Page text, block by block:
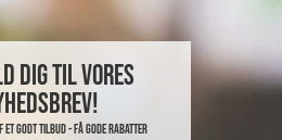
dig til vores
et godt tilbud - få gode rabatter